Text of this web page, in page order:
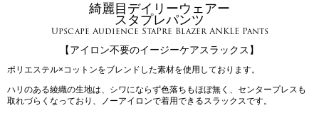
綺麗目デイリーウェアー
スタプレパンツ
Upscape Audience StaPre Blazer ANKLE Pants
【アイロン不要のイージーケアスラックス】
ポリエステル×コットンをブレンドした素材を使用しております。
ハリのある綾織の生地は、シワにならず色落ちもほぼ無く、センタープレスも
取れづらくなっており、ノーアイロンで着用できるスラックスです。